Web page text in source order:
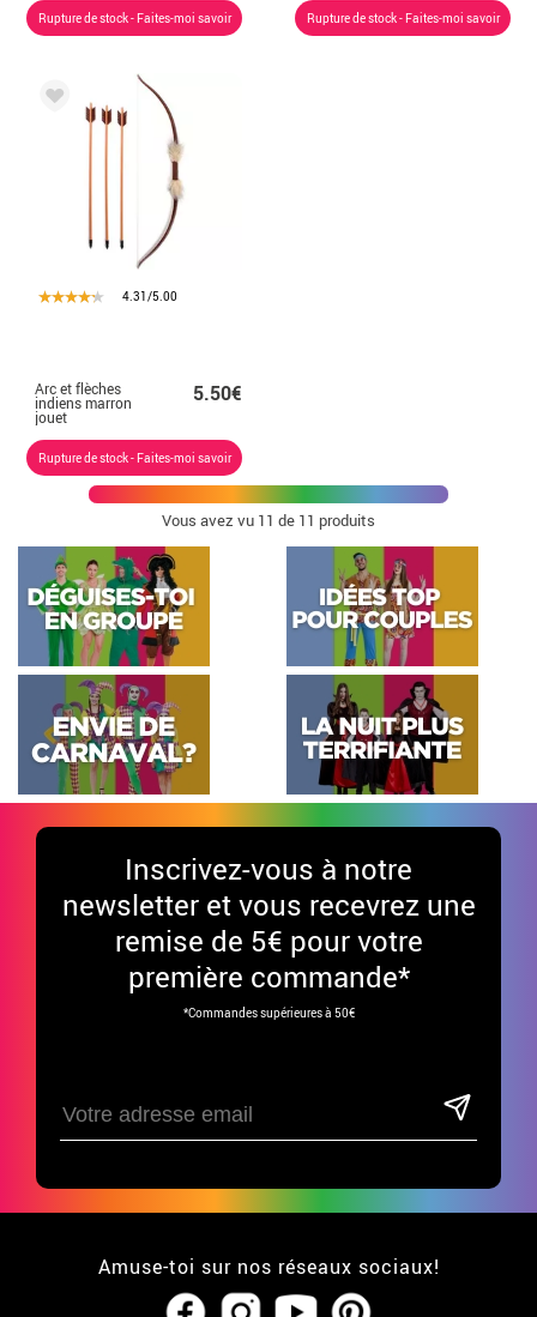
Rupture de stock - Faites-moi savoir Rupture de stock - Faites-moi savoir
4.31/5.00
Arc et flèches
indiens marron
jouet
5.50€
Rupture de stock - Faites-moi savoir
Vous avez vu 11 de 11 produits
Inscrivez-vous à notre
newsletter et vous recevrez une
remise de 5€ pour votre
première commande*
*Commandes supérieures à 50€
Amuse-toi sur nos réseaux sociaux!